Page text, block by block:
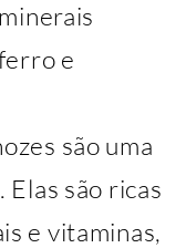
e
são uma
são ricas
e vitaminas,